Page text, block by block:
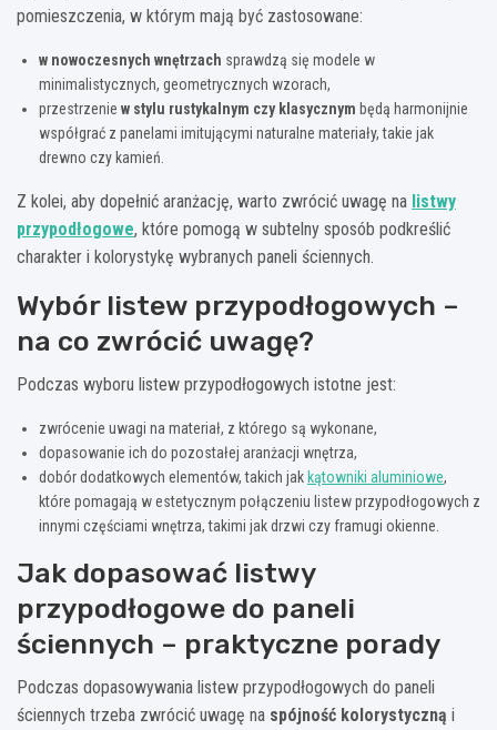
pomieszczenia, w którym mają być zastosowane:
w nowoczesnych wnętrzach sprawdzą się modele w
minimalistycznych, geometrycznych wzorach,
przestrzenie w stylu rustykalnym czy klasycznym będą harmonijnie
współgrać z panelami imitującymi naturalne materiały, takie jak
drewno czy kamień.
Z kolei, aby dopełnić aranżację, warto zwrócić uwagę na listwy
przypodłogowe, które pomogą w subtelny sposób podkreślić
charakter i kolorystykę wybranych paneli ściennych.
Wybór listew przypodłogowych –
na co zwrócić uwagę?
Podczas wyboru listew przypodłogowych istotne jest:
zwrócenie uwagi na materiał, z którego są wykonane,
dopasowanie ich do pozostałej aranżacji wnętrza,
dobór dodatkowych elementów, takich jakkątowniki aluminiowe,
które pomagają w estetycznym połączeniu listew przypodłogowych z
innymi częściami wnętrza, takimi jak drzwi czy framugi okienne.
Jak dopasować listwy
przypodłogowe do paneli
ściennych – praktyczne porady
Podczas dopasowywania listew przypodłogowych do paneli
ściennych trzeba zwrócić uwagę na spójność kolorystyczną i